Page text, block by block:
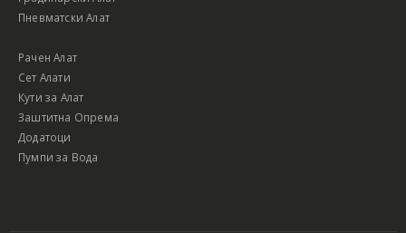
Пневматски Алат
Рачен Алат
Сет Алати
Кути за Алат
Заштитна Опрема
Додатоци
Пумпи за Вода